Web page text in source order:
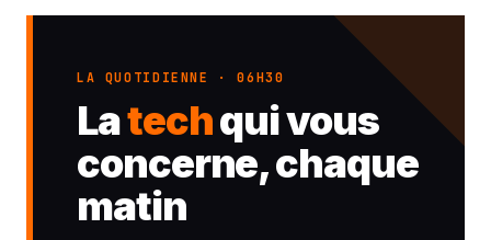
LA QUOTIDIENNE · 06H30
Latechqui vous
concerne, chaque
matin